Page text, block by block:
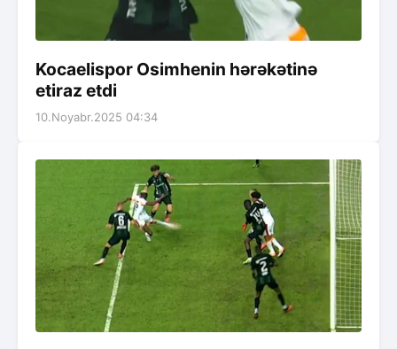
Kocaelispor Osimhenin hərəkətinə
etiraz etdi
10.Noyabr.2025 04:34